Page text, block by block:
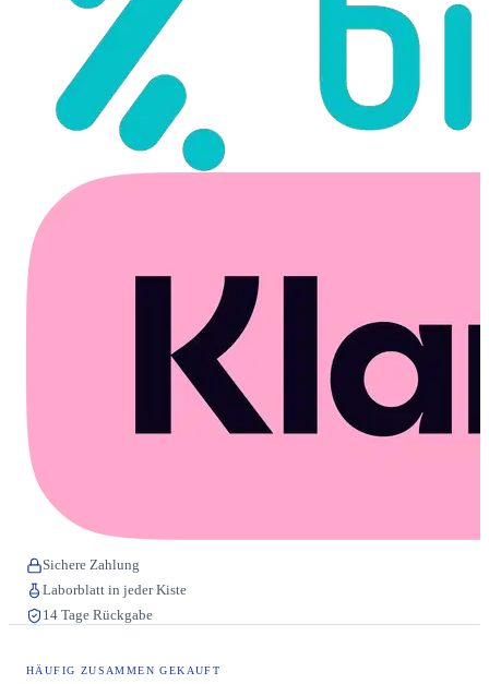
Sichere Zahlung
Laborblatt in jeder Kiste
14 Tage Rückgabe
HÄUFIG ZUSAMMEN GEKAUFT